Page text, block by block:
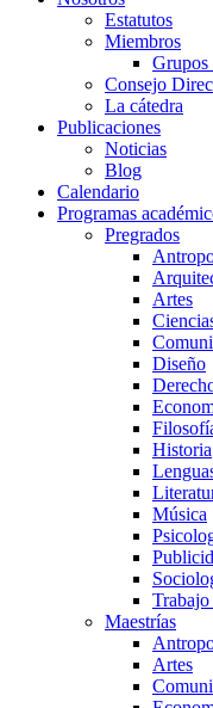
Estatutos
Miembros
Grupos
Consejo
La cátedra
Publicaciones
Noticias
Blog
Calendario
Programas
Pregrados
Artes
Diseño
Historia
Música
Maestrías
Artes